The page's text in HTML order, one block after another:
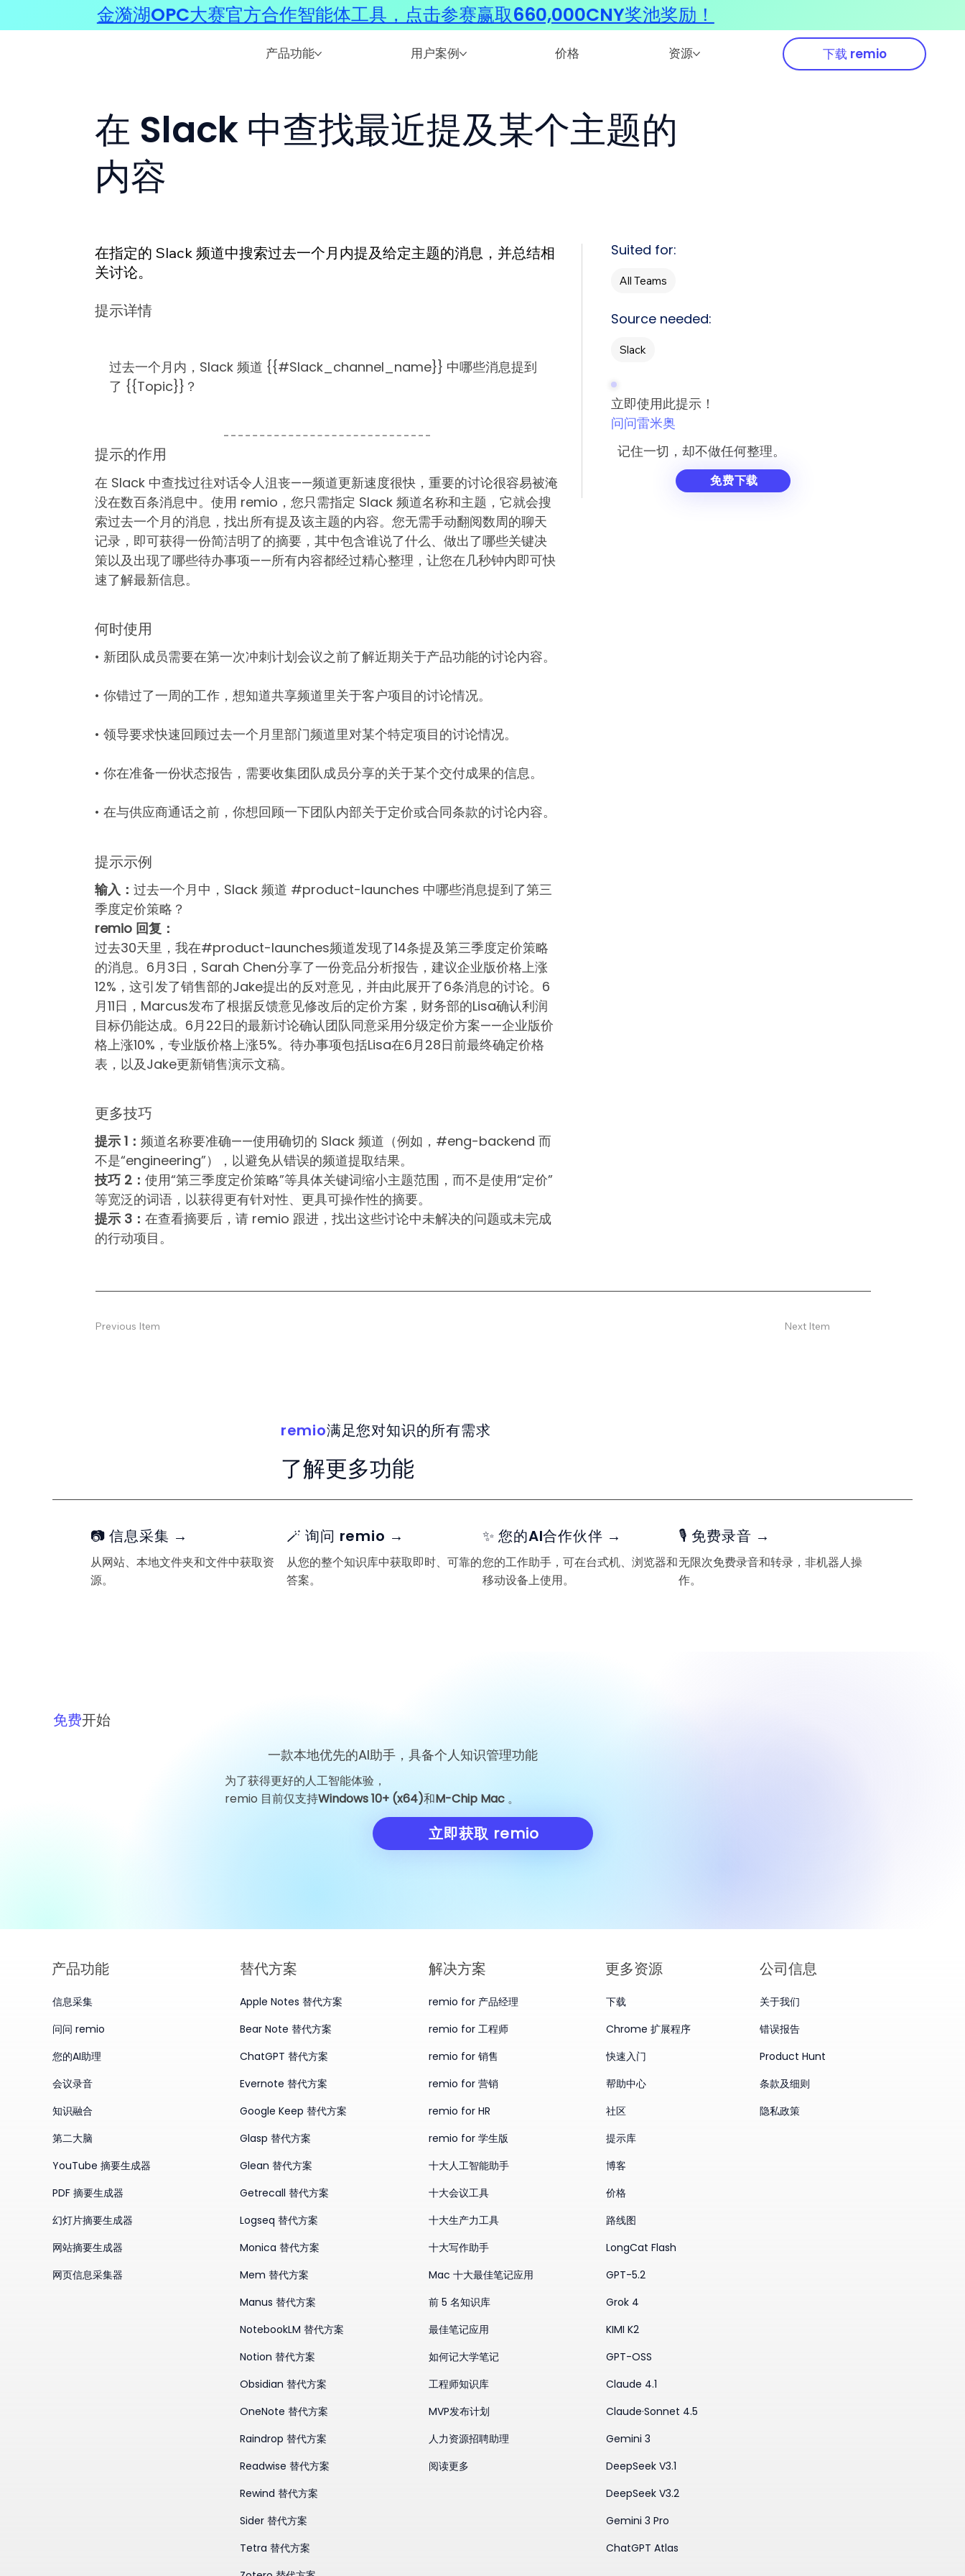
产品功能 用户案例 价格 资源 下载 remio
在 Slack 中查找最近提及某个主题的
内容
在指定的 Slack 频道中搜索过去一个月内提及给定主题的消息，并总结相
关讨论。
提示详情
过去一个月内，Slack 频道 {{#Slack_channel_name}} 中哪些消息提到
了 {{Topic}}？
提示的作用
在 Slack 中查找过往对话令人沮丧——频道更新速度很快，重要的讨论很容易被淹
没在数百条消息中。使用 remio，您只需指定 Slack 频道名称和主题，它就会搜
索过去一个月的消息，找出所有提及该主题的内容。您无需手动翻阅数周的聊天
记录，即可获得一份简洁明了的摘要，其中包含谁说了什么、做出了哪些关键决
策以及出现了哪些待办事项——所有内容都经过精心整理，让您在几秒钟内即可快
速了解最新信息。
何时使用
• 新团队成员需要在第一次冲刺计划会议之前了解近期关于产品功能的讨论内容。
• 你错过了一周的工作，想知道共享频道里关于客户项目的讨论情况。
• 领导要求快速回顾过去一个月里部门频道里对某个特定项目的讨论情况。
• 你在准备一份状态报告，需要收集团队成员分享的关于某个交付成果的信息。
• 在与供应商通话之前，你想回顾一下团队内部关于定价或合同条款的讨论内容。
提示示例
输入： 过去一个月中，Slack 频道 #product-launches 中哪些消息提到了第三
季度定价策略？
remio 回复：
过去30天里，我在#product-launches频道发现了14条提及第三季度定价策略
的消息。6月3日，Sarah Chen分享了一份竞品分析报告，建议企业版价格上涨
12%，这引发了销售部的Jake提出的反对意见，并由此展开了6条消息的讨论。6
月11日，Marcus发布了根据反馈意见修改后的定价方案，财务部的Lisa确认利润
目标仍能达成。6月22日的最新讨论确认团队同意采用分级定价方案——企业版价
格上涨10%，专业版价格上涨5%。待办事项包括Lisa在6月28日前最终确定价格
表，以及Jake更新销售演示文稿。
提示 1： 频道名称要准确——使用确切的 Slack 频道（例如，#eng-backend 而
不是“engineering”），以避免从错误的频道提取结果。
技巧 2： 使用“第三季度定价策略”等具体关键词缩小主题范围，而不是使用“定价”
等宽泛的词语，以获得更有针对性、更具可操作性的摘要。
提示 3： 在查看摘要后，请 remio 跟进，找出这些讨论中未解决的问题或未完成
的行动项目。
更多技巧
Suited for:
All Teams
Source needed:
Slack
立即使用此提示！
问问雷米奥
记住一切，却不做任何整理。
免费下载
Previous Item Next Item
remio满足您对知识的所有需求
了解更多功能
📷 信息采集 →
从网站、本地文件夹和文件中获取资
源。
🪄 询问 remio →
从您的整个知识库中获取即时、可靠的
答案。
✨ 您的AI合作伙伴 →
您的工作助手，可在台式机、浏览器和
移动设备上使用。
🎙️ 免费录音 →
无限次免费录音和转录，非机器人操
作。
免费开始
一款本地优先的AI助手，具备个人知识管理功能
为了获得更好的人工智能体验，
remio 目前仅支持Windows 10+ (x64)和M-Chip Mac。
立即获取 remio
金漪湖OPC大赛官方合作智能体工具，点击参赛赢取660,000CNY奖池奖励！
产品​功能
信息采集
问问 remio
您的AI助理
会议录音
知识融合
第二大脑
YouTube 摘要生成器
PDF 摘要生成器
幻灯片摘要生成器
网站摘要生成器
网页信息采集器
替代方案
Apple Notes 替代方案
Bear Note 替代方案
ChatGPT 替代方案
Evernote 替代方案
Google Keep 替代方案
Glasp 替代方案
Glean 替代方案
Getrecall 替代方案
Logseq 替代方案
Monica 替代方案
Mem 替代方案
Manus 替代方案
NotebookLM 替代方案
Notion 替代方案
Obsidian 替代方案
OneNote 替代方案
Raindrop 替代方案
Readwise 替代方案
Rewind 替代方案
Sider 替代方案
Tetra 替代方案
​解决方案
remio for 产品经理
remio for 工程师
remio for 销售
remio for 营销
remio for HR
remio for 学生版
十大人工智能助手
十大会议工具
十大生产力工具
十大写作助手
Mac 十大最佳笔记应用
前 5 名知识库
最佳笔记应用
如何记大学笔记
工程师知识库
MVP发布计划
人力资源招聘助理
阅读更多
更多资源
下载
Chrome 扩展程序
快速入门
帮助中心
社区
提示库
博客
价格
路线图
LongCat Flash
GPT-5.2
Grok 4
KIMI K2
GPT-OSS
Claude 4.1
Claude·Sonnet 4.5
Gemini 3
DeepSeek V3.1
DeepSeek V3.2
Gemini 3 Pro
ChatGPT Atlas
公司信息
关于我们
错误报告
Product Hunt
条款及细则
隐私政策